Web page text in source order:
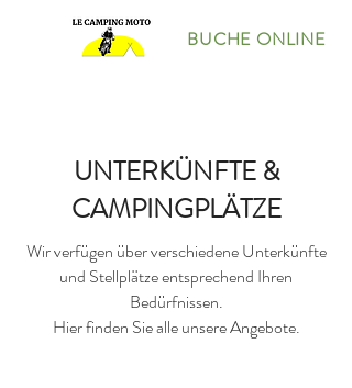
BUCHE ONLINE
UNTERKÜNFTE &
CAMPINGPLÄTZE
Wir verfügen über verschiedene Unterkünfte
und Stellplätze entsprechend Ihren
Bedürfnissen.
Hier finden Sie alle unsere Angebote.